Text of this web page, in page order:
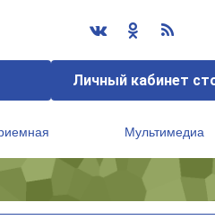
Личный кабинет
Мультимедиа